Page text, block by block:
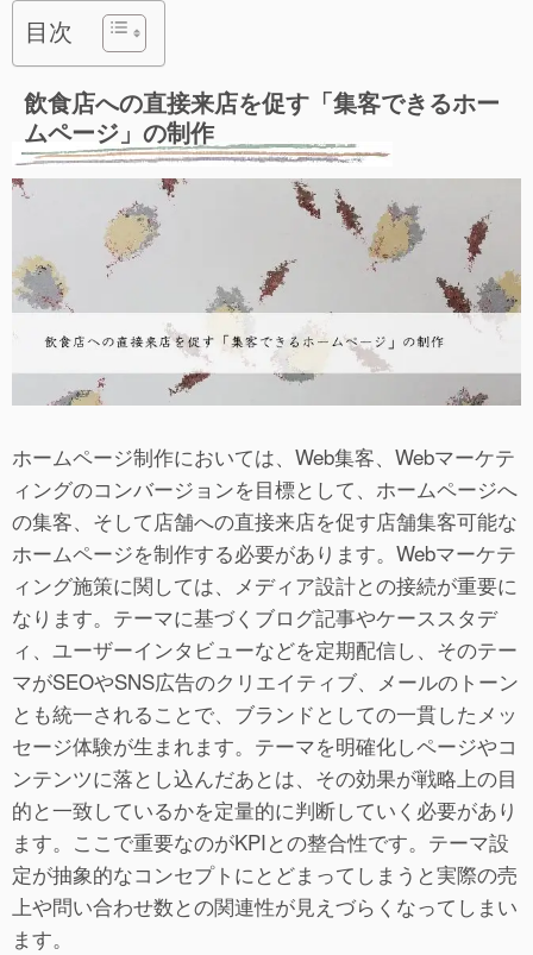
目次
飲食店への直接来店を促す「集客できるホー
ムページ」の制作
ホームページ制作においては、Web集客、Webマーケテ
ィングのコンバージョンを目標として、ホームページへ
の集客、そして店舗への直接来店を促す店舗集客可能な
ホームページを制作する必要があります。Webマーケテ
ィング施策に関しては、メディア設計との接続が重要に
なります。テーマに基づくブログ記事やケーススタデ
ィ、ユーザーインタビューなどを定期配信し、そのテー
マがSEOやSNS広告のクリエイティブ、メールのトーン
とも統一されることで、ブランドとしての一貫したメッ
セージ体験が生まれます。テーマを明確化しページやコ
ンテンツに落とし込んだあとは、その効果が戦略上の目
的と一致しているかを定量的に判断していく必要があり
ます。ここで重要なのがKPIとの整合性です。テーマ設
定が抽象的なコンセプトにとどまってしまうと実際の売
上や問い合わせ数との関連性が見えづらくなってしまい
ます。